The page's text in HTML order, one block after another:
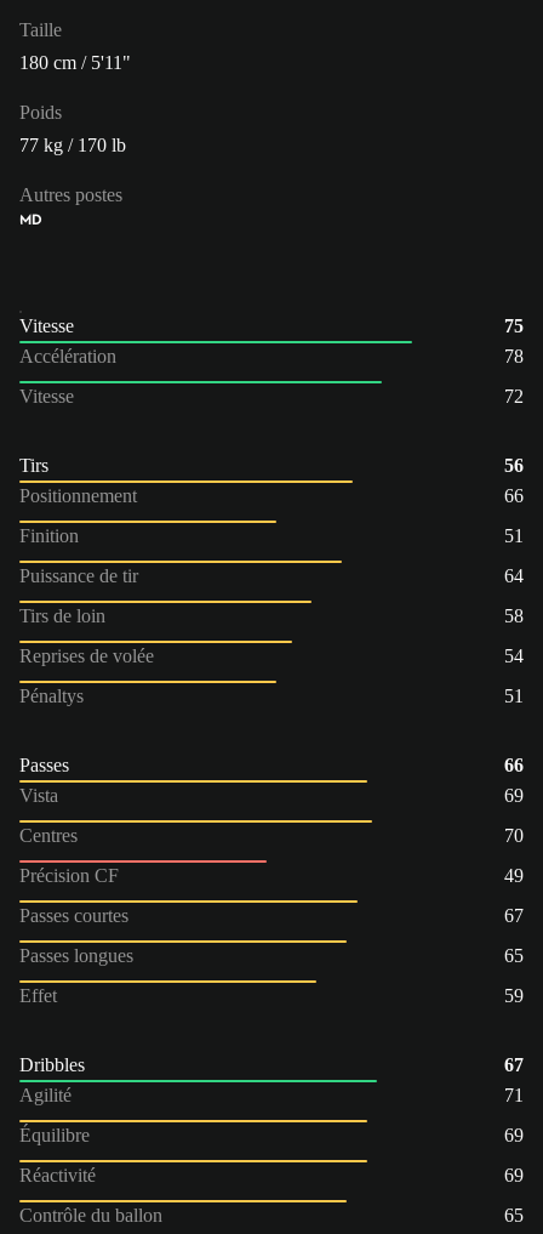
Taille
180 cm / 5'11"
Poids
77 kg / 170 lb
Autres postes
MD
Vitesse
75
Accélération
78
Vitesse
72
Tirs
56
Positionnement
66
Finition
51
Puissance de tir
64
Tirs de loin
58
Reprises de volée
54
Pénaltys
51
Passes
66
Vista
69
Centres
70
Précision CF
49
Passes courtes
67
Passes longues
65
Effet
59
Dribbles
67
Agilité
71
Équilibre
69
Réactivité
69
Contrôle du ballon
65